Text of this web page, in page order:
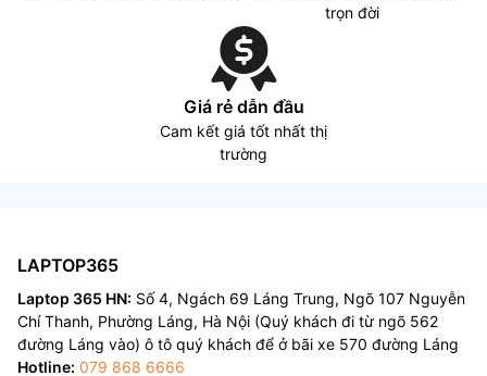
trọn đời
Giá rẻ dẫn đầu
Cam kết giá tốt nhất thị
trường
LAPTOP365
Laptop 365 HN: Số 4, Ngách 69 Láng Trung, Ngõ 107 Nguyễn
Chí Thanh, Phường Láng, Hà Nội (Quý khách đi từ ngõ 562
đường Láng vào) ô tô quý khách để ở bãi xe 570 đường Láng
Hotline: 079 868 6666